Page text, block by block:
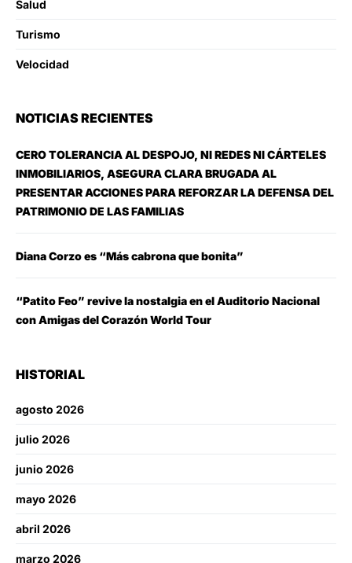
Salud
Turismo
Velocidad
NOTICIAS RECIENTES
CERO TOLERANCIA AL DESPOJO, NI REDES NI CÁRTELES
INMOBILIARIOS, ASEGURA CLARA BRUGADA AL
PRESENTAR ACCIONES PARA REFORZAR LA DEFENSA DEL
PATRIMONIO DE LAS FAMILIAS
Diana Corzo es “Más cabrona que bonita”
“Patito Feo” revive la nostalgia en el Auditorio Nacional
con Amigas del Corazón World Tour
HISTORIAL
agosto 2026
julio 2026
junio 2026
mayo 2026
abril 2026
marzo 2026